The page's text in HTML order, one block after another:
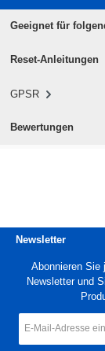
Geeignet für
Reset-Anleitungen
GPSR
Bewertungen
Newsletter
Abonnieren Sie
Newsletter und